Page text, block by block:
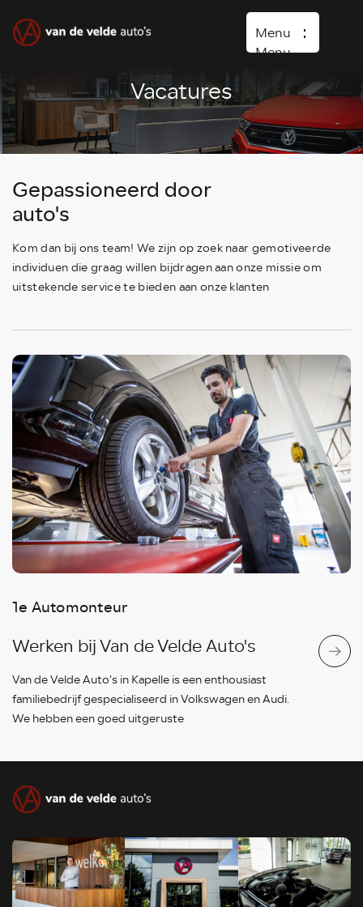
Menu
Menu
Home
Occasions
Over ons
Vacature
Verkocht
Contact
Vacatures
Gepassioneerd door
auto's
Kom dan bij ons team! We zijn op zoek naar gemotiveerde
individuen die graag willen bijdragen aan onze missie om
uitstekende service te bieden aan onze klanten
1e Automonteur
Werken bij Van de Velde Auto's
Van de Velde Auto’s in Kapelle is een enthousiast
familiebedrijf gespecialiseerd in Volkswagen en Audi.
We hebben een goed uitgeruste